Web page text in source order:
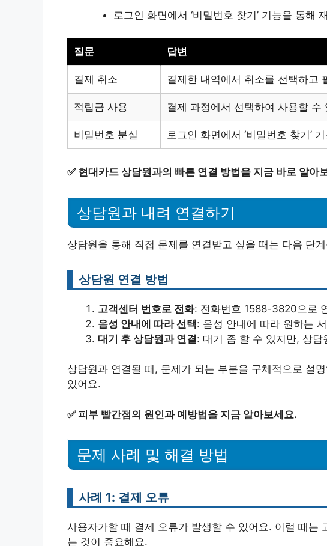
로그인 화면에서 ‘비밀번호 찾기’ 기능을 통해
질문 답변
결제 취소 결제한 내역에서 취소를 선택하고
적립금 사용 결제 과정에서 선택하여 사용할 수
비밀번호 분실 로그인 화면에서 ‘비밀번호 찾기’
✅ 현대카드 상담원과의 빠른 연결 방법을 지금 바로 알아
상담원과 내려 연결하기
상담원을 통해 직접 문제를 연결받고 싶을 때는 다음 단
상담원 연결 방법
고객센터 번호로 전화: 전화번호 1588-3820으로
음성 안내에 따라 선택: 음성 안내에 따라 원하는
대기 후 상담원과 연결: 대기 좀 할 수 있지만, 상담
상담원과 연결될 때, 문제가 되는 부분을 구체적으로 설
있어요.
✅ 피부 빨간점의 원인과 예방법을 지금 알아보세요.
문제 사례 및 해결 방법
사례 1: 결제 오류
사용자가할 때 결제 오류가 발생할 수 있어요. 이럴 때는
는 것이 중요해요.